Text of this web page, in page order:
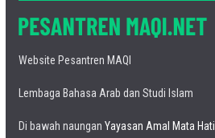
Website Pesantren MAQI
Lembaga Bahasa Arab dan Studi Islam
Di bawah naungan Yayasan Amal Mata Hati